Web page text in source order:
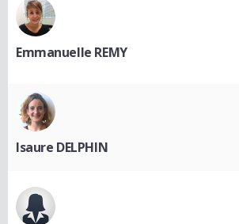
Emmanuelle REMY
Isaure DELPHIN